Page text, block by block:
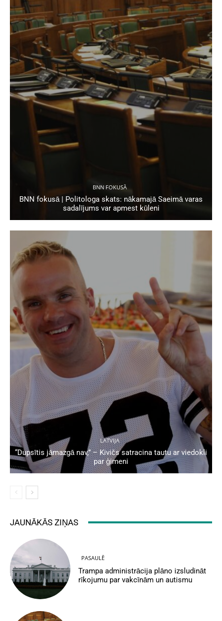
BNN FOKUSĀ
BNN fokusā | Politologa skats: nākamajā Saeimā varas
sadalījums var apmest kūleni
LATVIJA
“Dupsītis jāmazgā nav,” – Kivičs satracina tautu ar viedokli
par ģimeni
JAUNĀKĀS ZIŅAS
PASAULĒ
Trampa administrācija plāno izsludināt
rīkojumu par vakcīnām un autismu